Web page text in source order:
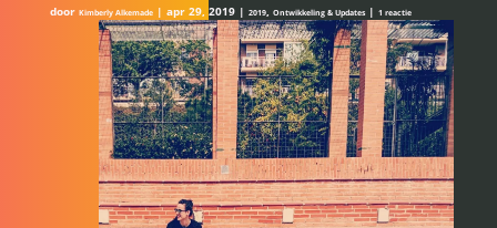
door Kimberly Alkemade| apr 29, 2019| 2019, Ontwikkeling & Updates| 1 reactie